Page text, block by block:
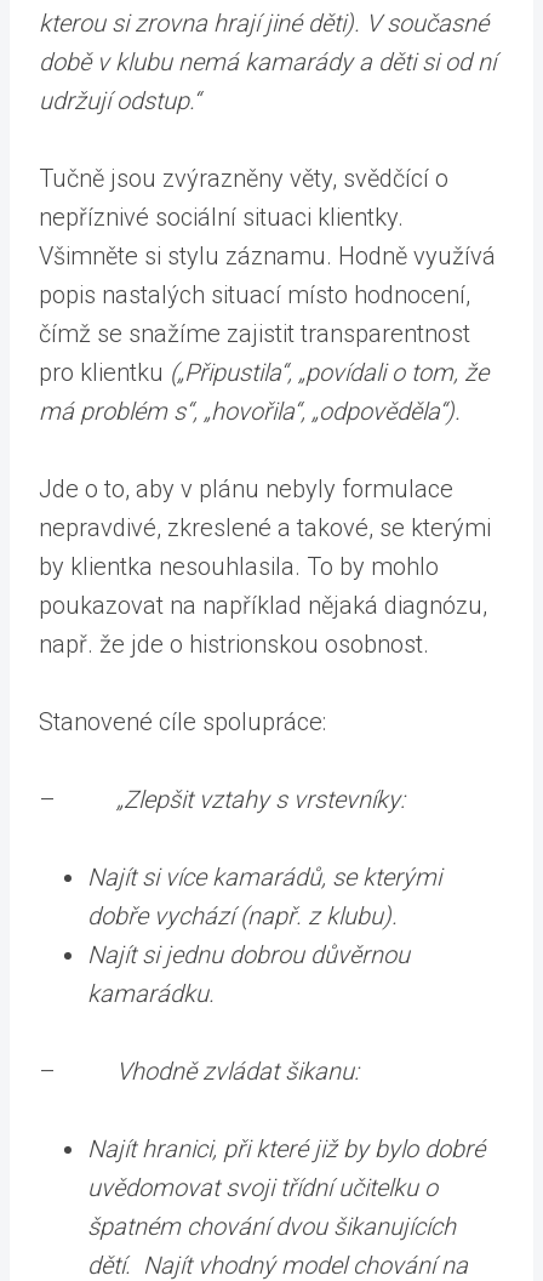
kterou si zrovna hrají jiné děti). V současné
době v klubu nemá kamarády a děti si od ní
udržují odstup.“
Tučně jsou zvýrazněny věty, svědčící o
nepříznivé sociální situaci klientky.
Všimněte si stylu záznamu. Hodně využívá
popis nastalých situací místo hodnocení,
čímž se snažíme zajistit transparentnost
pro klientku („Připustila“, „povídali o tom, že
má problém s“, „hovořila“, „odpověděla“).
Jde o to, aby v plánu nebyly formulace
nepravdivé, zkreslené a takové, se kterými
by klientka nesouhlasila. To by mohlo
poukazovat na například nějaká diagnózu,
např. že jde o histrionskou osobnost.
Stanovené cíle spolupráce:
– „Zlepšit vztahy s vrstevníky:
Najít si více kamarádů, se kterými
dobře vychází (např. z klubu).
Najít si jednu dobrou důvěrnou
kamarádku.
– Vhodně zvládat šikanu:
Najít hranici, při které již by bylo dobré
uvědomovat svoji třídní učitelku o
špatném chování dvou šikanujících
dětí. Najít vhodný model chování na